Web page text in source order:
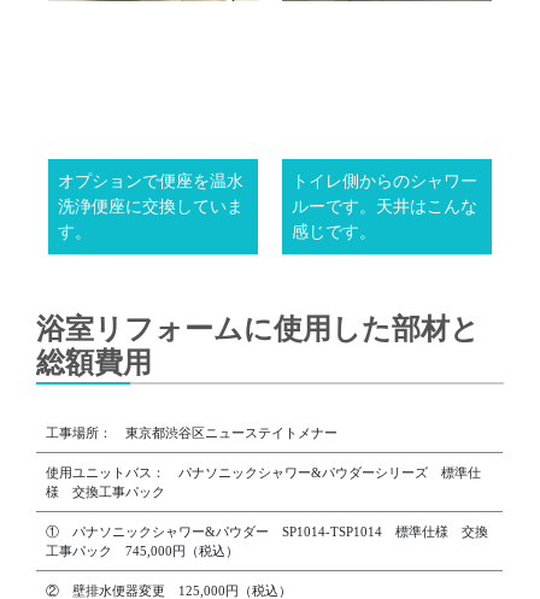
オプションで便座を温水
洗浄便座に交換していま
す。
トイレ側からのシャワー
ルーです。天井はこんな
感じです。
浴室リフォームに使用した部材と
総額費用
工事場所： 東京都渋谷区ニューステイトメナー
使用ユニットバス： パナソニックシャワー&パウダーシリーズ 標準仕
様 交換工事パック
① パナソニックシャワー&パウダー SP1014-TSP1014 標準仕様 交換
工事パック 745,000円（税込）
② 壁排水便器変更 125,000円（税込）